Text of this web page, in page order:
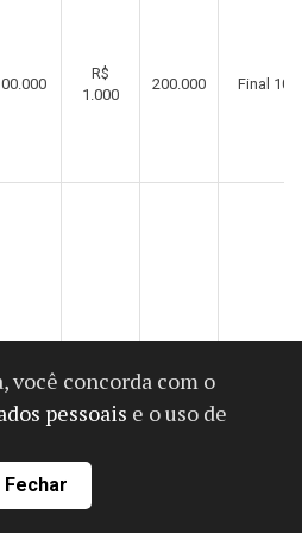
R$
1.000
200.000 Final 10º
você concorda com o
pessoais e o uso de
Fechar